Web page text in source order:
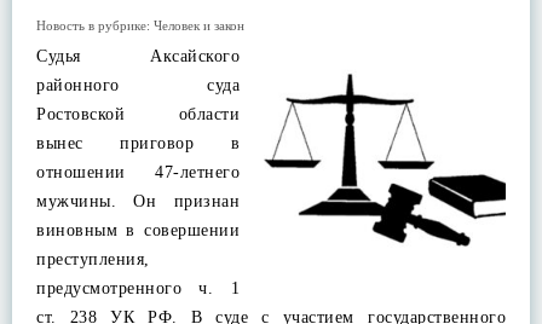
Новость в рубрике: Человек и закон
Судья Аксайского
районного суда
Ростовской области
вынес приговор в
отношении 47-летнего
мужчины. Он признан
виновным в совершении
преступления,
предусмотренного ч. 1
ст. 238 УК РФ. В суде с участием государственного